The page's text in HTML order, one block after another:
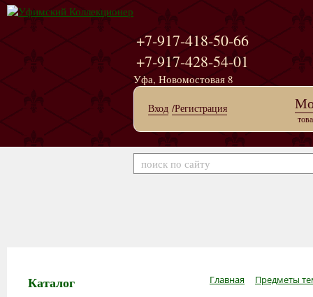
+7-917-418-50-66
+7-917-428-54-01
Уфа, Новомостовая 8
Вход /Регистрация
Каталог Главная Предметы